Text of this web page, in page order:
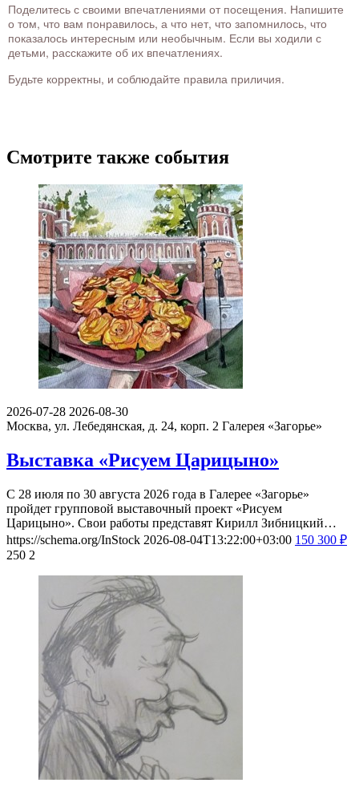
Поделитесь с своими впечатлениями от посещения. Напишите
о том, что вам понравилось, а что нет, что запомнилось, что
показалось интересным или необычным. Если вы ходили с
детьми, расскажите об их впечатлениях.
Будьте корректны, и соблюдайте правила приличия.
Смотрите также события
2026-07-28 2026-08-30
Москва, ул. Лебедянская, д. 24, корп. 2 Галерея «Загорье»
Выставка «Рисуем Царицыно»
С 28 июля по 30 августа 2026 года в Галерее «Загорье»
пройдет групповой выставочный проект «Рисуем
Царицыно». Свои работы представят Кирилл Зибницкий…
https://schema.org/InStock 2026-08-04T13:22:00+03:00 150 300 ₽
250 2